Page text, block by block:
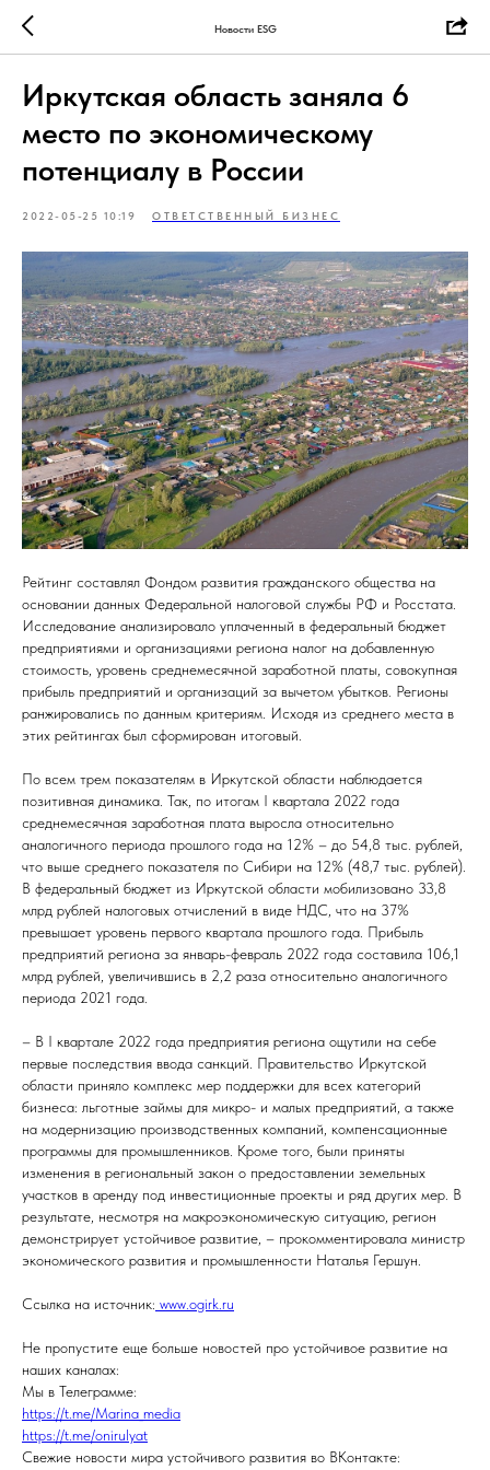
Новости ESG
Иркутская область заняла 6
место по экономическому
потенциалу в России
2022-05-25 10:19 ОТВЕТСТВЕННЫЙ БИЗНЕС
Рейтинг составлял Фондом развития гражданского общества на
основании данных Федеральной налоговой службы РФ и Росстата.
Исследование анализировало уплаченный в федеральный бюджет
предприятиями и организациями региона налог на добавленную
стоимость, уровень среднемесячной заработной платы, совокупная
прибыль предприятий и организаций за вычетом убытков. Регионы
ранжировались по данным критериям. Исходя из среднего места в
этих рейтингах был сформирован итоговый.
По всем трем показателям в Иркутской области наблюдается
позитивная динамика. Так, по итогам I квартала 2022 года
среднемесячная заработная плата выросла относительно
аналогичного периода прошлого года на 12% – до 54,8 тыс. рублей,
что выше среднего показателя по Сибири на 12% (48,7 тыс. рублей).
В федеральный бюджет из Иркутской области мобилизовано 33,8
млрд рублей налоговых отчислений в виде НДС, что на 37%
превышает уровень первого квартала прошлого года. Прибыль
предприятий региона за январь-февраль 2022 года составила 106,1
млрд рублей, увеличившись в 2,2 раза относительно аналогичного
периода 2021 года.
– В I квартале 2022 года предприятия региона ощутили на себе
первые последствия ввода санкций. Правительство Иркутской
области приняло комплекс мер поддержки для всех категорий
бизнеса: льготные займы для микро- и малых предприятий, а также
на модернизацию производственных компаний, компенсационные
программы для промышленников. Кроме того, были приняты
изменения в региональный закон о предоставлении земельных
участков в аренду под инвестиционные проекты и ряд других мер. В
результате, несмотря на макроэкономическую ситуацию, регион
демонстрирует устойчивое развитие, – прокомментировала министр
экономического развития и промышленности Наталья Гершун.
Ссылка на источник: www.ogirk.ru
Не пропустите еще больше новостей про устойчивое развитие на
наших каналах:
Мы в Телеграмме:
https://t.me/Marina_media
https://t.me/onirulyat
Свежие новости мира устойчивого развития во ВКонтакте: